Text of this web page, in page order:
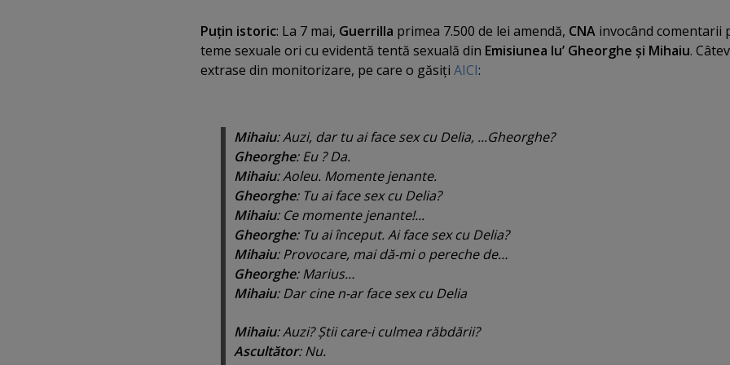
Puţin istoric: La 7 mai, Guerrilla primea 7.500 de lei amendă, CNA invocând comentarii
teme sexuale ori cu evidentă tentă sexuală din Emisiunea lu’ Gheorghe şi Mihaiu.
extrase din monitorizare, pe care o găsiţi AICI:
Mihaiu: Auzi, dar tu ai face sex cu Delia, ...Gheorghe?
Gheorghe: Eu ? Da.
Mihaiu: Aoleu. Momente jenante.
Gheorghe: Tu ai face sex cu Delia?
Mihaiu: Ce momente jenante!...
Gheorghe: Tu ai început. Ai face sex cu Delia?
Mihaiu: Provocare, mai dă-mi o pereche de…
Gheorghe: Marius…
Mihaiu: Dar cine n-ar face sex cu Delia
Mihaiu: Auzi? Ştii care-i culmea răbdării?
Ascultător: Nu.